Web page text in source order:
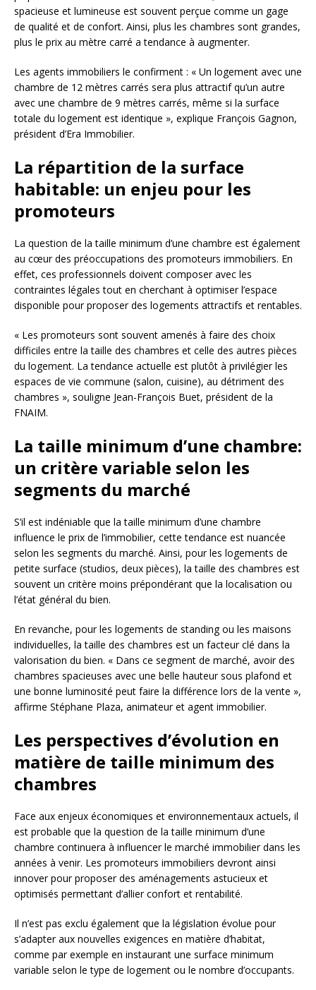
spacieuse et lumineuse est souvent perçue comme un gage
de qualité et de confort. Ainsi, plus les chambres sont grandes,
plus le prix au mètre carré a tendance à augmenter.
Les agents immobiliers le confirment : « Un logement avec une
chambre de 12 mètres carrés sera plus attractif qu’un autre
avec une chambre de 9 mètres carrés, même si la surface
totale du logement est identique », explique François Gagnon,
président d’Era Immobilier.
La répartition de la surface
habitable: un enjeu pour les
promoteurs
La question de la taille minimum d’une chambre est également
au cœur des préoccupations des promoteurs immobiliers. En
effet, ces professionnels doivent composer avec les
contraintes légales tout en cherchant à optimiser l’espace
disponible pour proposer des logements attractifs et rentables.
« Les promoteurs sont souvent amenés à faire des choix
difficiles entre la taille des chambres et celle des autres pièces
du logement. La tendance actuelle est plutôt à privilégier les
espaces de vie commune (salon, cuisine), au détriment des
chambres », souligne Jean-François Buet, président de la
FNAIM.
La taille minimum d’une chambre:
un critère variable selon les
segments du marché
S’il est indéniable que la taille minimum d’une chambre
influence le prix de l’immobilier, cette tendance est nuancée
selon les segments du marché. Ainsi, pour les logements de
petite surface (studios, deux pièces), la taille des chambres est
souvent un critère moins prépondérant que la localisation ou
l’état général du bien.
En revanche, pour les logements de standing ou les maisons
individuelles, la taille des chambres est un facteur clé dans la
valorisation du bien. « Dans ce segment de marché, avoir des
chambres spacieuses avec une belle hauteur sous plafond et
une bonne luminosité peut faire la différence lors de la vente »,
affirme Stéphane Plaza, animateur et agent immobilier.
Les perspectives d’évolution en
matière de taille minimum des
chambres
Face aux enjeux économiques et environnementaux actuels, il
est probable que la question de la taille minimum d’une
chambre continuera à influencer le marché immobilier dans les
années à venir. Les promoteurs immobiliers devront ainsi
innover pour proposer des aménagements astucieux et
optimisés permettant d’allier confort et rentabilité.
Il n’est pas exclu également que la législation évolue pour
s’adapter aux nouvelles exigences en matière d’habitat,
comme par exemple en instaurant une surface minimum
variable selon le type de logement ou le nombre d’occupants.